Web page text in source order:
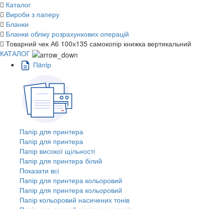
Каталог
Вироби з паперу
Бланки
Бланки обліку розрахункових операцій
Товарний чек А6 100х135 самокопір книжка вертикальний
КАТАЛОГ
Пaпiр
Папір для принтера
Папір для принтера
Папір високої щільності
Папір для принтера білий
Показати всі
Папір для принтера кольоровий
Папір для принтера кольоровий
Папір кольоровий насичених тонів